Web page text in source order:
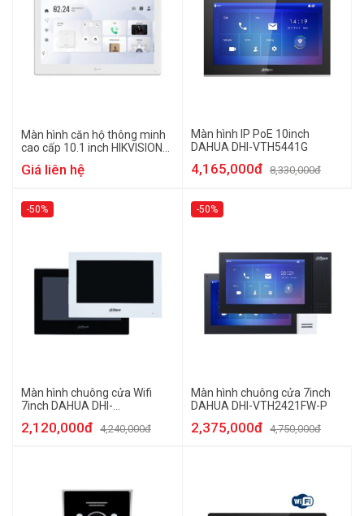
Màn hình căn hộ thông minh
cao cấp 10.1 inch HIKVISION
Giá liên hệ
Màn hình IP PoE 10inch
DAHUA DHI-VTH5441G
4,165,000đ 8,330,000đ
-50%
Màn hình chuông cửa Wifi
7inch DAHUA DHI-
2,120,000đ 4,240,000đ
-50%
Màn hình chuông cửa 7inch
DAHUA DHI-VTH2421FW-P
2,375,000đ 4,750,000đ